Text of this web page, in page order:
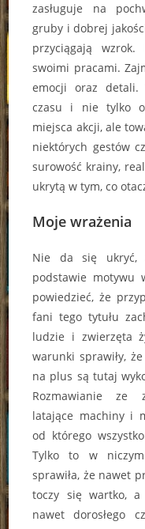
zasługuje na
gruby i dobrej
przyciągają wzrok.
swoimi pracami.
emocji oraz detali.
czasu i nie tylko
miejsca akcji, ale
niektórych gestów
surowość krainy,
ukrytą w tym, co
Moje wrażenia
Nie da się ukryć,
podstawie motywu
powiedzieć, że
fani tego tytułu
ludzie i zwierzęta
warunki sprawiły,
na plus są tutaj
Rozmawianie ze
latające machiny i
od którego
Tylko to w
sprawiła, że nawet
toczy się wartko, a
nawet dorosłego